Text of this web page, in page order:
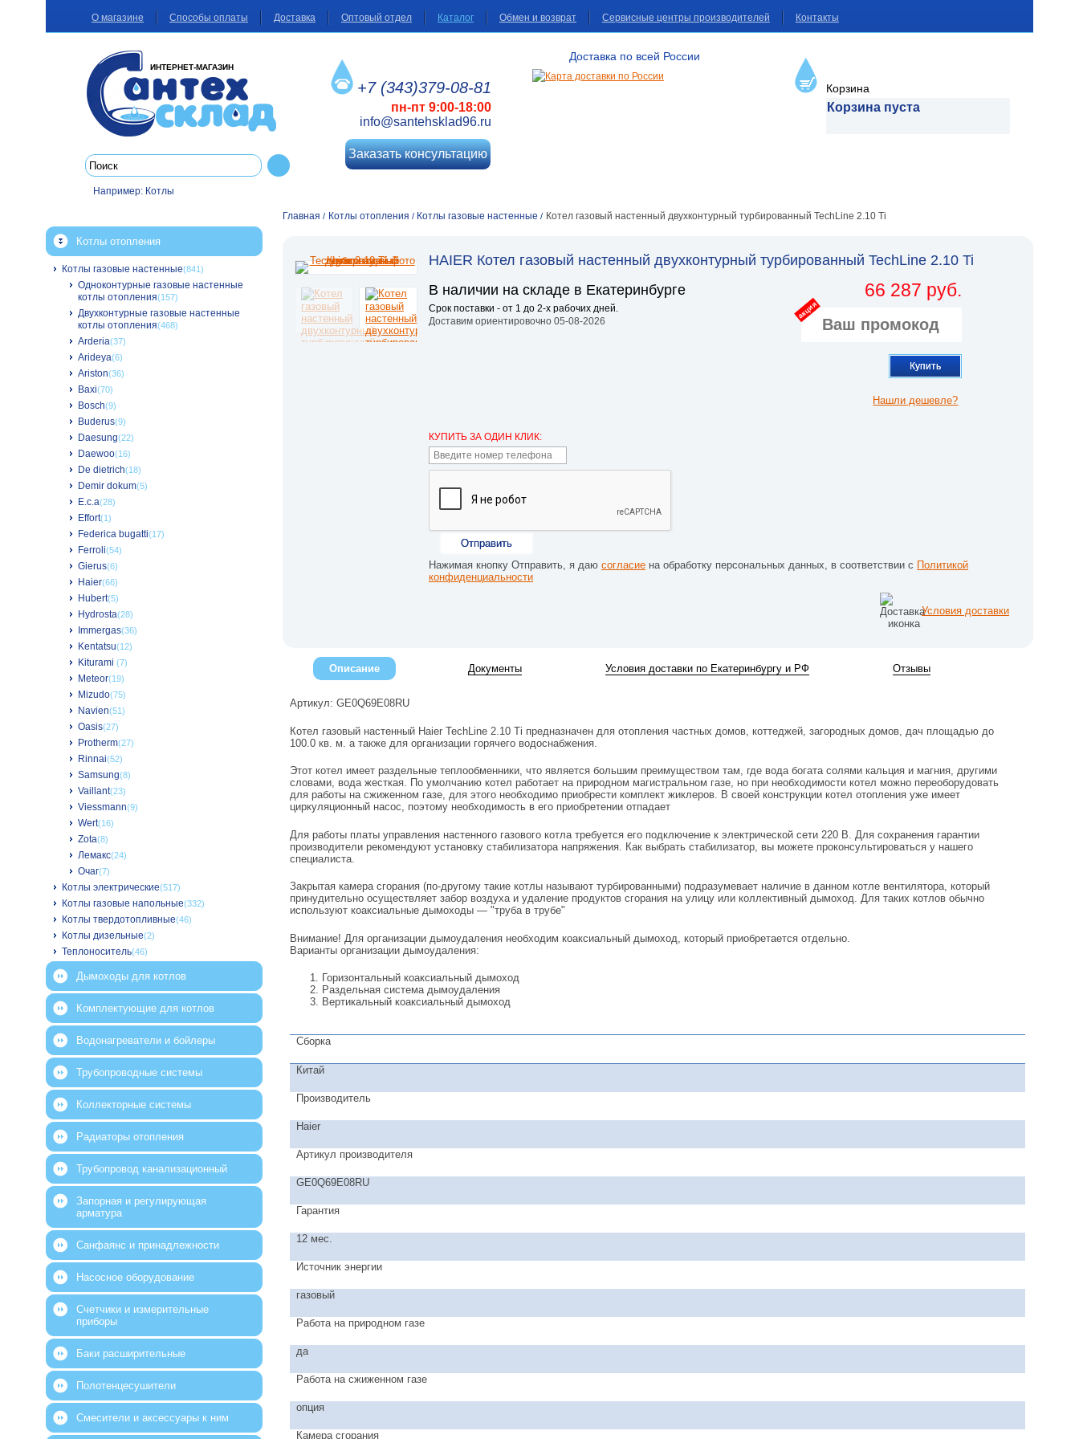
О магазине Способы оплаты Доставка Оптовый отдел Каталог Обмен и возврат Сервисные центры производителей Контакты
ИНТЕРНЕТ-МАГАЗИН
Например: Котлы
+7 (343)379-08-81
пн-пт 9:00-18:00
info@santehsklad96.ru
Заказать консультацию
Доставка по всей России
Корзина
Корзина пуста
Главная / Котлы отопления / Котлы газовые настенные / Котел газовый настенный двухконтурный турбированный TechLine 2.10 Ti
HAIER Котел газовый настенный двухконтурный турбированный TechLine 2.10 Ti
В наличии на складе в Екатеринбурге
Срок поставки - от 1 до 2-х рабочих дней.
Доставим ориентировочно 05-08-2026
66 287 руб.
акция
Купить
Нашли дешевле?
КУПИТЬ ЗА ОДИН КЛИК:
Отправить
Нажимая кнопку Отправить, я даю согласие на обработку персональных данных, в соответствии с Политикой
конфиденциальности
Условия доставки
Описание Документы Условия доставки по Екатеринбургу и РФ Отзывы
Артикул: GE0Q69E08RU
Котел газовый настенный Haier TechLine 2.10 Ti предназначен для отопления частных домов, коттеджей, загородных домов, дач площадью до
100.0 кв. м. а также для организации горячего водоснабжения.
Этот котел имеет раздельные теплообменники, что является большим преимуществом там, где вода богата солями кальция и магния, другими
словами, вода жесткая. По умолчанию котел работает на природном магистральном газе, но при необходимости котел можно переоборудовать
для работы на сжиженном газе, для этого необходимо приобрести комплект жиклеров. В своей конструкции котел отопления уже имеет
циркуляционный насос, поэтому необходимость в его приобретении отпадает
Для работы платы управления настенного газового котла требуется его подключение к электрической сети 220 В. Для сохранения гарантии
производители рекомендуют установку стабилизатора напряжения. Как выбрать стабилизатор, вы можете проконсультироваться у нашего
специалиста.
Закрытая камера сгорания (по-другому такие котлы называют турбированными) подразумевает наличие в данном котле вентилятора, который
принудительно осуществляет забор воздуха и удаление продуктов сгорания на улицу или коллективный дымоход. Для таких котлов обычно
используют коаксиальные дымоходы — "труба в трубе"
Внимание! Для организации дымоудаления необходим коаксиальный дымоход, который приобретается отдельно.
Варианты организации дымоудаления:
Горизонтальный коаксиальный дымоход
Раздельная система дымоудаления
Вертикальный коаксиальный дымоход
Сборка
Китай
Производитель
Haier
Артикул производителя
GE0Q69E08RU
Гарантия
12 мес.
Источник энергии
газовый
Работа на природном газе
да
Работа на сжиженном газе
опция
Камера сгорания
Котлы отопления
Котлы газовые настенные(841)
Одноконтурные газовые настенные
котлы отопления(157)
Двухконтурные газовые настенные
котлы отопления(468)
Arderia(37)
Arideya(6)
Ariston(36)
Baxi(70)
Bosch(9)
Buderus(9)
Daesung(22)
Daewoo(16)
De dietrich(18)
Demir dokum(5)
E.c.a(28)
Effort(1)
Federica bugatti(17)
Ferroli(54)
Gierus(6)
Haier(66)
Hubert(5)
Hydrosta(28)
Immergas(36)
Kentatsu(12)
Kiturami (7)
Meteor(19)
Mizudo(75)
Navien(51)
Oasis(27)
Protherm(27)
Rinnai(52)
Samsung(8)
Vaillant(23)
Viessmann(9)
Wert(16)
Zota(8)
Лемакс(24)
Очаг(7)
Котлы электрические(517)
Котлы газовые напольные(332)
Котлы твердотопливные(46)
Котлы дизельные(2)
Теплоноситель(46)
Дымоходы для котлов
Комплектующие для котлов
Водонагреватели и бойлеры
Трубопроводные системы
Коллекторные системы
Радиаторы отопления
Трубопровод канализационный
Запорная и регулирующая
арматура
Санфаянс и принадлежности
Насосное оборудование
Счетчики и измерительные
приборы
Баки расширительные
Полотенцесушители
Смесители и аксессуары к ним